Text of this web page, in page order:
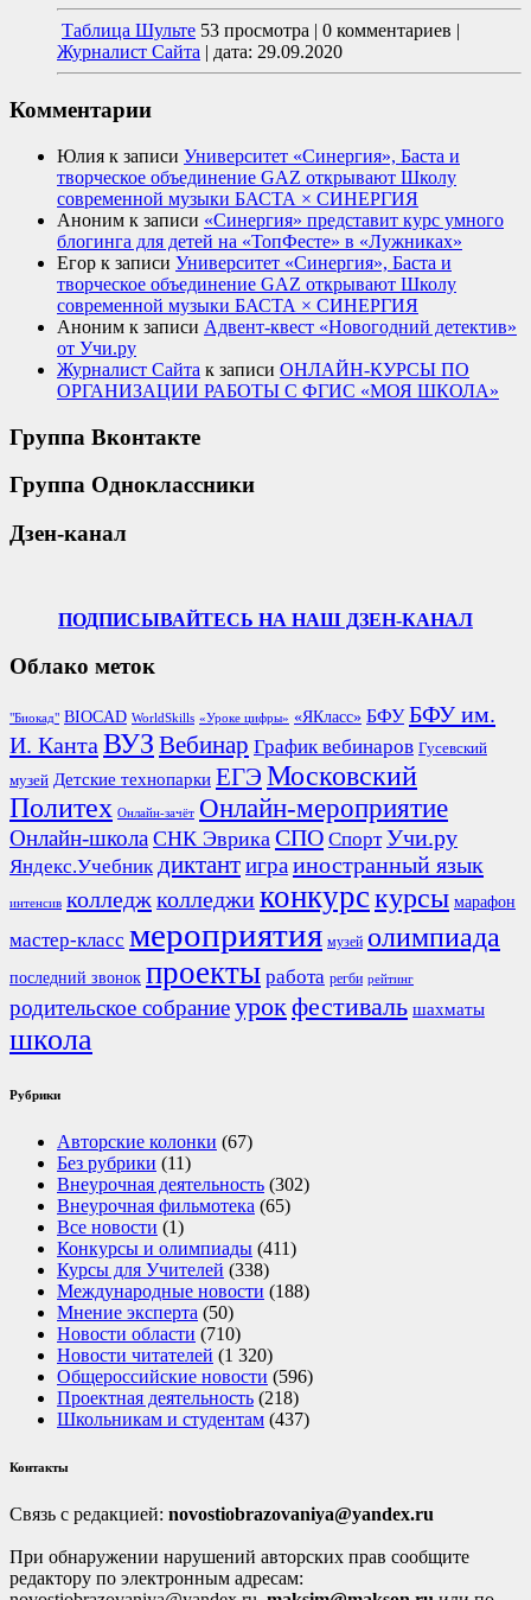
Таблица Шульте 53 просмотра 0 комментариев
Журналист Сайта
дата: 29.09.2020
Комментарии
Юлия к записи Университет «Синергия», Баста и
творческое объединение GAZ открывают Школу
современной музыки БАСТА × СИНЕРГИЯ
Аноним к записи «Синергия» представит курс умного
блогинга для детей на «ТопФесте» в «Лужниках»
Егор к записи Университет «Синергия», Баста и
творческое объединение GAZ открывают Школу
современной музыки БАСТА × СИНЕРГИЯ
Аноним к записи Адвент-квест «Новогодний детектив»
от Учи.ру
Журналист Сайта к записи ОНЛАЙН-КУРСЫ ПО
ОРГАНИЗАЦИИ РАБОТЫ С ФГИС «МОЯ ШКОЛА»
Группа Вконтакте
Группа Одноклассники
Дзен-канал
ПОДПИСЫВАЙТЕСЬ НА НАШ ДЗЕН-КАНАЛ
Облако меток
"Биокад" BIOCAD WorldSkills «Уроке цифры» «ЯКласс» БФУ БФУ им.
И. Канта ВУЗ Вебинар График вебинаров Гусевский
музей Детские технопарки ЕГЭ Московский
Политех Онлайн-зачёт Онлайн-мероприятие
Онлайн-школа СНК Эврика СПО Спорт Учи.ру
Яндекс.Учебник диктантиграиностранный язык
интенсив колледжколледжиконкурскурсы марафон
мастер-класс мероприятия музей олимпиада
последний звонок проекты работа регби рейтинг
родительское собраниеурокфестиваль шахматы
школа
Рубрики
Авторские колонки (67)
Без рубрики (11)
Внеурочная деятельность (302)
Внеурочная фильмотека (65)
Все новости (1)
Конкурсы и олимпиады (411)
Курсы для Учителей (338)
Международные новости (188)
Мнение эксперта (50)
Новости области (710)
Новости читателей (1 320)
Общероссийские новости (596)
Проектная деятельность (218)
Школьникам и студентам (437)
Контакты
Связь с редакцией: novostiobrazovaniya@yandex.ru
При обнаружении нарушений авторских прав сообщите
редактору по электронным адресам: